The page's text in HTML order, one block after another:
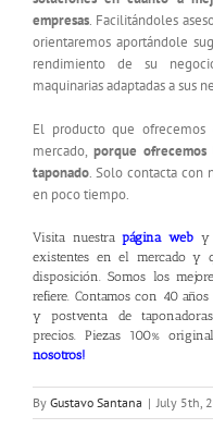
empresas. Facilitándoles
orientaremos aportándole
rendimiento de su
maquinarias adaptadas a sus
El producto que
mercado, porque
taponado. Solo contacta con
en poco tiempo.
Visita nuestrapágina web y
existentes en el mercado y
disposición. Somos los
refiere. Contamos con 40
y postventa de
precios. Piezas 100%
nosotros!
By Gustavo Santana | July 5th,